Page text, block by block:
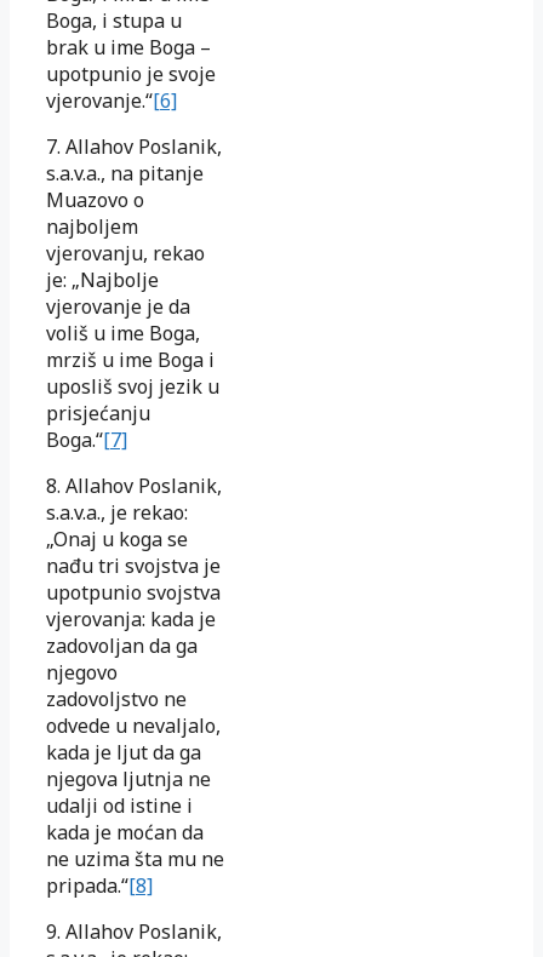
Boga, i stupa u
brak u ime Boga –
upotpunio je svoje
vjerovanje.“[6]
7. Allahov Poslanik,
s.a.v.a., na pitanje
Muazovo o
najboljem
vjerovanju, rekao
je: „Najbolje
vjerovanje je da
voliš u ime Boga,
mrziš u ime Boga i
uposliš svoj jezik u
prisjećanju
Boga.“[7]
8. Allahov Poslanik,
s.a.v.a., je rekao:
„Onaj u koga se
nađu tri svojstva je
upotpunio svojstva
vjerovanja: kada je
zadovoljan da ga
njegovo
zadovoljstvo ne
odvede u nevaljalo,
kada je ljut da ga
njegova ljutnja ne
udalji od istine i
kada je moćan da
ne uzima šta mu ne
pripada.“[8]
9. Allahov Poslanik,